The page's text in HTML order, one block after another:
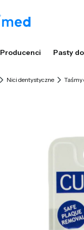
Producenci Pasty
Nici dentystyczne Taśmy